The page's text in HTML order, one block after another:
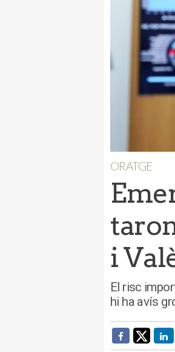
ORATGE
i
El risc
hi ha avís